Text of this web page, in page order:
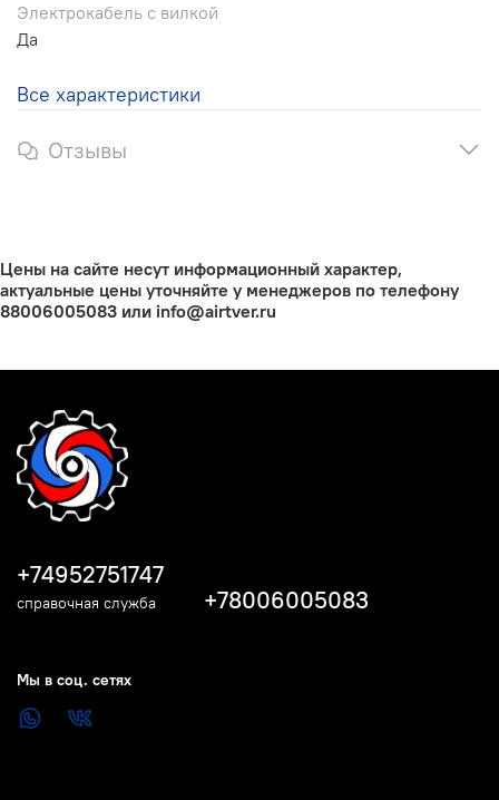
Электрокабель с вилкой
Да
Все характеристики
Отзывы
Цены на сайте несут информационный характер,
актуальные цены уточняйте у менеджеров по телефону
88006005083 или info@airtver.ru
+74952751747
справочная служба +78006005083
Мы в соц. сетях